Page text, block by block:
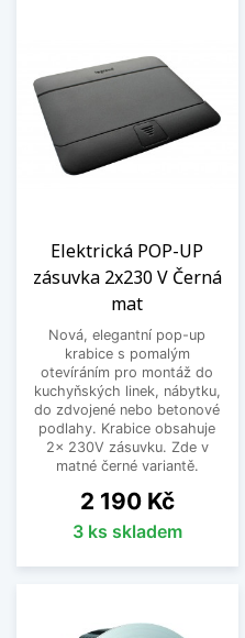
Elektrická POP-UP
zásuvka 2x230 V Černá
mat
Nová, elegantní pop-up
krabice s pomalým
otevíráním pro montáž do
kuchyňských linek, nábytku,
do zdvojené nebo betonové
podlahy. Krabice obsahuje
2x 230V zásuvku. Zde v
matné černé variantě.
Cena
2 190 Kč
3 ks skladem